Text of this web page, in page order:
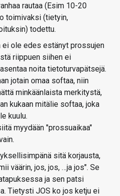
rautaa (Esim 10-20
toimivaksi (tietyin,
todettu.
ole edes estänyt prossujen
riippuen siihen ei
noita tietoturvapätsejä.
jotain omaa softaa, niin
minkäänlaista merkitystä,
kukaan mitälie softaa, joka
kuulu.
myydään "prossuaikaa"
sitä korjausta,
väärin, jos, jos, …ja jos". Se
ja sen patsi
Tietysti JOS ko jos ketju ei